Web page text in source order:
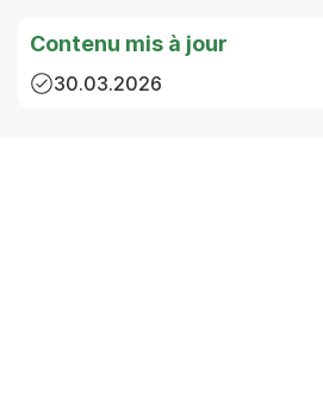
Contenu mis à jour
30.03.2026